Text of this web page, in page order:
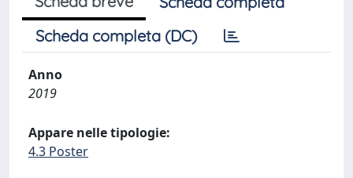
Scheda completa (DC)
Anno
2019
Appare nelle tipologie:
4.3 Poster